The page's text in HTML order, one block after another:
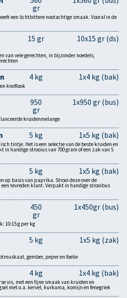
gr
een lichtbittere nootachtige smaak. Vooral in de
15 gr 10x15 gr (ds)
van vele gerechten, in bijzonder noedels,
4 kg 1x4 kg (bak)
knoflook
950
gr
1x950 gr (bus)
kruidenmelange
5 kg 1x5 kg (bak)
tintje. Het is een selectie van de beste kruiden en
in handige strooius van 700 gram of een zak van 5
5 kg 1x5 kg (bak)
op basis van paprika. Strooi deze over de
een tevreden klant. Verpakt in handige strooibus
450
gr
1x450gr (bus)
10-15 g per kg
5 kg 1x5 kg (zak)
gember, peper en foelie
4 kg 1x4 kg (bak)
vis, met een fijne smaak van kruiden en
met o.a. kervel, kurkuma, komijn en fenegriek